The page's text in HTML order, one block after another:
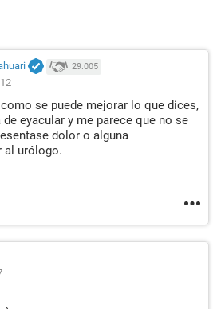
29.005
se puede mejorar lo que dices,
eyacular y me parece que no se
dolor o alguna
al urólogo.